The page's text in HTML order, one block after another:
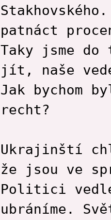
patnáct
Taky jsme
jít, naše
Jak bychom
recht?
Ukrajinští
že jsou ve
Politici vedle
ubráníme.